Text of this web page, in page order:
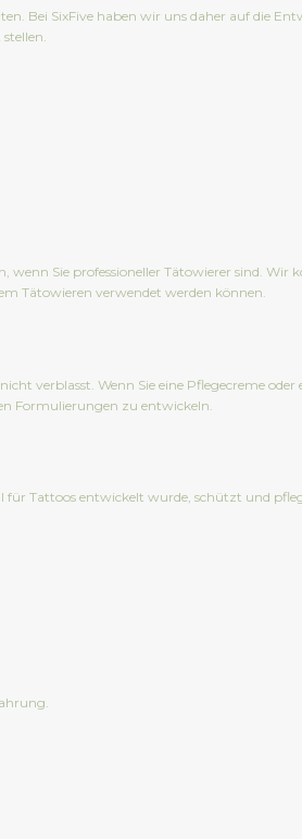
Bei SixFive haben wir uns daher auf die
Sie professioneller Tätowierer sind.
Tätowieren verwendet werden können.
verblasst. Wenn Sie eine Pflegecreme
Formulierungen zu entwickeln.
für Tattoos entwickelt wurde, schützt und